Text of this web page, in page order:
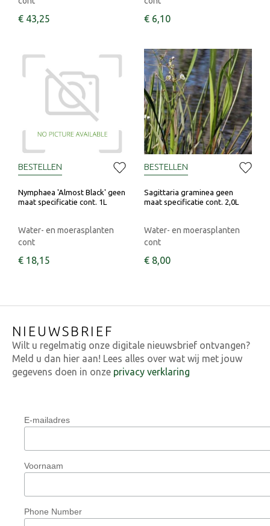
€ 43,25 € 6,10
Nymphaea 'Almost Black' geen
maat specificatie cont. 1L
Water- en moerasplanten
cont
€ 18,15
BESTELLEN
Sagittaria graminea geen
maat specificatie cont. 2,0L
Water- en moerasplanten
cont
€ 8,00
BESTELLEN
NIEUWSBRIEF
Wilt u regelmatig onze digitale nieuwsbrief ontvangen?
Meld u dan hier aan! Lees alles over wat wij met jouw
gegevens doen in onze privacy verklaring
E-mailadres
Voornaam
Phone Number